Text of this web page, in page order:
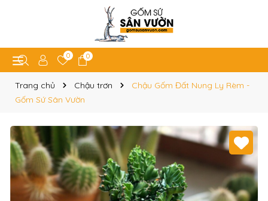
0 0
Trang chủ Chậu trơn
Chậu Gốm Đất Nung Ly Rèm -
Gốm Sứ Sân Vườn